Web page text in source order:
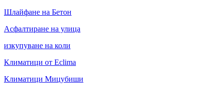
Шлайфане на Бетон
Асфалтиране на улица
изкупуване на коли
Климатици от Eclima
Климатици Мицубиши